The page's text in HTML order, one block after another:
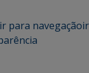
ir para navegação